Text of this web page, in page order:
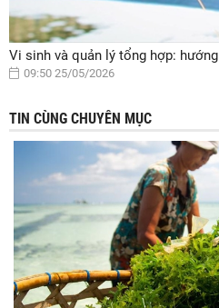
Vi sinh và quản lý tổng hợp:
09:50 25/05/2026
TIN CÙNG CHUYÊN MỤC